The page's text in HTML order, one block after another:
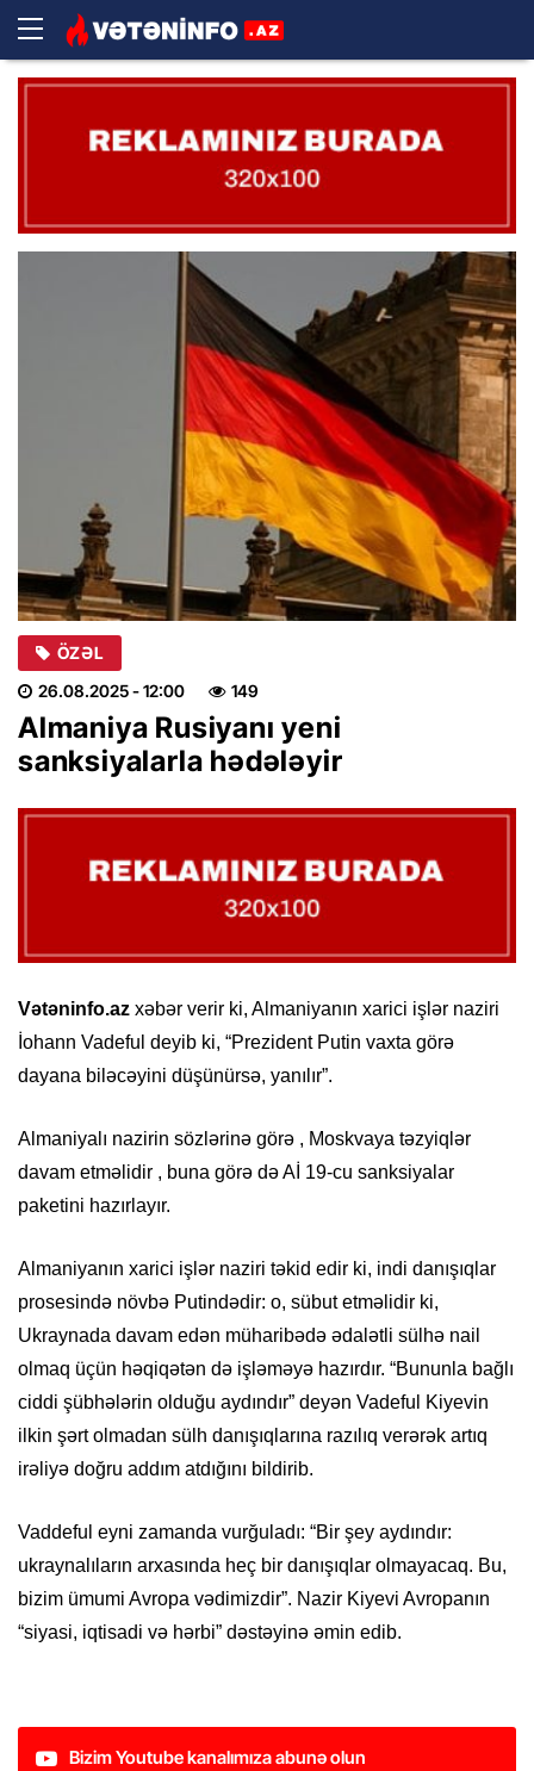
ÖZƏL
26.08.2025- 12:00 149
Almaniya Rusiyanı yeni
sanksiyalarla hədələyir
Vətəninfo.az xəbər verir ki, Almaniyanın xarici işlər naziri
İohann Vadeful deyib ki, “Prezident Putin vaxta görə
dayana biləcəyini düşünürsə, yanılır”.
Almaniyalı nazirin sözlərinə görə , Moskvaya təzyiqlər
davam etməlidir , buna görə də Aİ 19-cu sanksiyalar
paketini hazırlayır.
Almaniyanın xarici işlər naziri təkid edir ki, indi danışıqlar
prosesində növbə Putindədir: o, sübut etməlidir ki,
Ukraynada davam edən müharibədə ədalətli sülhə nail
olmaq üçün həqiqətən də işləməyə hazırdır. “Bununla bağlı
ciddi şübhələrin olduğu aydındır” deyən Vadeful Kiyevin
ilkin şərt olmadan sülh danışıqlarına razılıq verərək artıq
irəliyə doğru addım atdığını bildirib.
Vaddeful eyni zamanda vurğuladı: “Bir şey aydındır:
ukraynalıların arxasında heç bir danışıqlar olmayacaq. Bu,
bizim ümumi Avropa vədimizdir”. Nazir Kiyevi Avropanın
“siyasi, iqtisadi və hərbi” dəstəyinə əmin edib.
Bizim Youtube kanalımıza abunə olun